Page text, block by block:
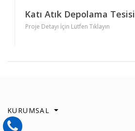
Katı Atık Depolama Tesisi
Proje Detayı İçin Lütfen Tıklayın
KURUMSAL